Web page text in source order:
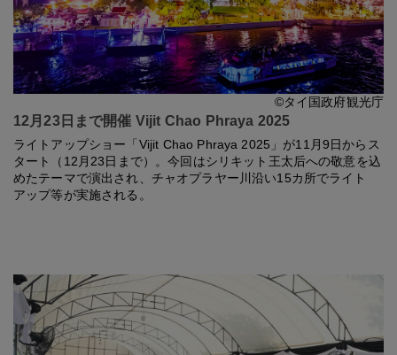
©タイ国政府観光庁
12月23日まで開催 Vijit Chao Phraya 2025
ライトアップショー「Vijit Chao Phraya 2025」が11月9日からス
タート（12月23日まで）。今回はシリキット王太后への敬意を込
めたテーマで演出され、チャオプラヤー川沿い15カ所でライト
アップ等が実施される。